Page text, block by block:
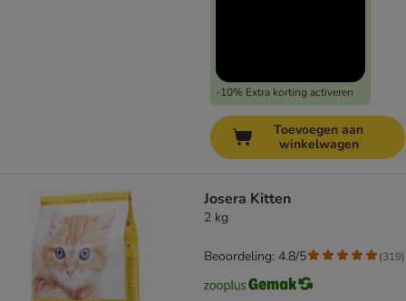
-10% Extra korting activeren
Toevoegen aan
winkelwagen
Josera Kitten
2 kg
Beoordeling: 4.8/5 (319)